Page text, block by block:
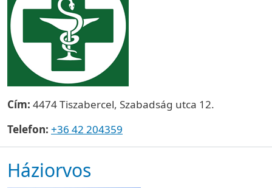
Cím: 4474 Tiszabercel, Szabadság utca 12.
Telefon: +36 42 204359
Háziorvos